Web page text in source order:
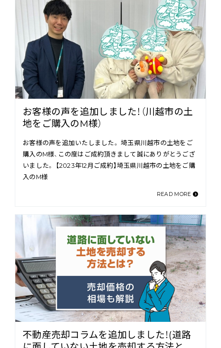
お客様の声を追加しました！（川越市の土
地をご購入のM様）
お客様の声を追加いたしました。 埼玉県川越市の土地をご
購入のM様、この度はご成約頂きまして誠にありがとうござ
いました。 【2023年12月ご成約】埼玉県川越市の土地をご購
入のM様
READ MORE
不動産売却コラムを追加しました！(道路